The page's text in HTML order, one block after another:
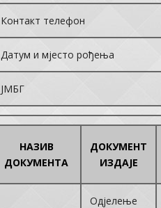
Контакт телефон
Датум и мјесто рођења
ЈМБГ
НАЗИВ
ДОКУМЕНТА
ДОКУМЕНТ
ИЗДАЈЕ
Одјелење